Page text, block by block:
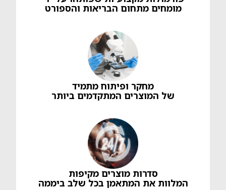
מומחים מתחום הבריאות והספורט
מחקר ופיתוח מתמיד
של המוצרים המתקדמים ביותר
סדרות מוצרים מקיפות
המלוות את המתאמן בכל שלב ביממה